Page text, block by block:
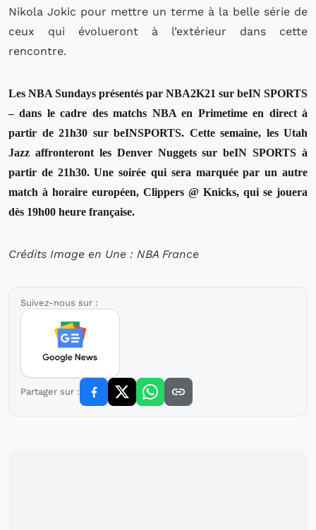
Nikola Jokic pour mettre un terme à la belle série de
ceux qui évolueront à l’extérieur dans cette
rencontre.
Les NBA Sundays présentés par NBA2K21 sur beIN SPORTS
– dans le cadre des matchs NBA en Primetime en direct à
partir de 21h30 sur beINSPORTS. Cette semaine, les Utah
Jazz affronteront les Denver Nuggets sur beIN SPORTS à
partir de 21h30. Une soirée qui sera marquée par un autre
match à horaire européen, Clippers @ Knicks, qui se jouera
dès 19h00 heure française.
Crédits Image en Une : NBA France
Suivez-nous sur :
Partager sur :